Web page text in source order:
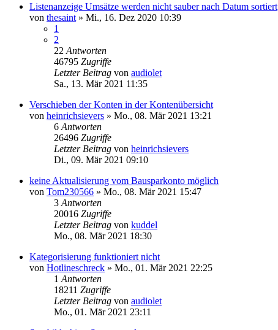
Listenanzeige Umsätze werden nicht sauber nach Datum sortiert
von thesaint » Mi., 16. Dez 2020 10:39
1
2
22 Antworten
46795 Zugriffe
Letzter Beitrag von audiolet
Sa., 13. Mär 2021 11:35
Verschieben der Konten in der Kontenübersicht
von heinrichsievers » Mo., 08. Mär 2021 13:21
6 Antworten
26496 Zugriffe
Letzter Beitrag von heinrichsievers
Di., 09. Mär 2021 09:10
keine Aktualisierung vom Bausparkonto möglich
von Tom230566 » Mo., 08. Mär 2021 15:47
3 Antworten
20016 Zugriffe
Letzter Beitrag von kuddel
Mo., 08. Mär 2021 18:30
Kategorisierung funktioniert nicht
von Hotlineschreck » Mo., 01. Mär 2021 22:25
1 Antworten
18211 Zugriffe
Letzter Beitrag von audiolet
Mo., 01. Mär 2021 23:11